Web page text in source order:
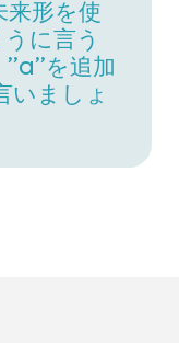
来形を使
に言う
を追加
いましょ